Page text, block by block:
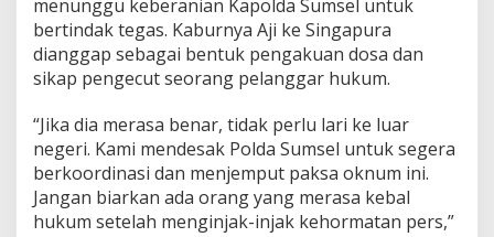
menunggu keberanian Kapolda Sumsel untuk
bertindak tegas. Kaburnya Aji ke Singapura
dianggap sebagai bentuk pengakuan dosa dan
sikap pengecut seorang pelanggar hukum.
“Jika dia merasa benar, tidak perlu lari ke luar
negeri. Kami mendesak Polda Sumsel untuk segera
berkoordinasi dan menjemput paksa oknum ini.
Jangan biarkan ada orang yang merasa kebal
hukum setelah menginjak-injak kehormatan pers,”